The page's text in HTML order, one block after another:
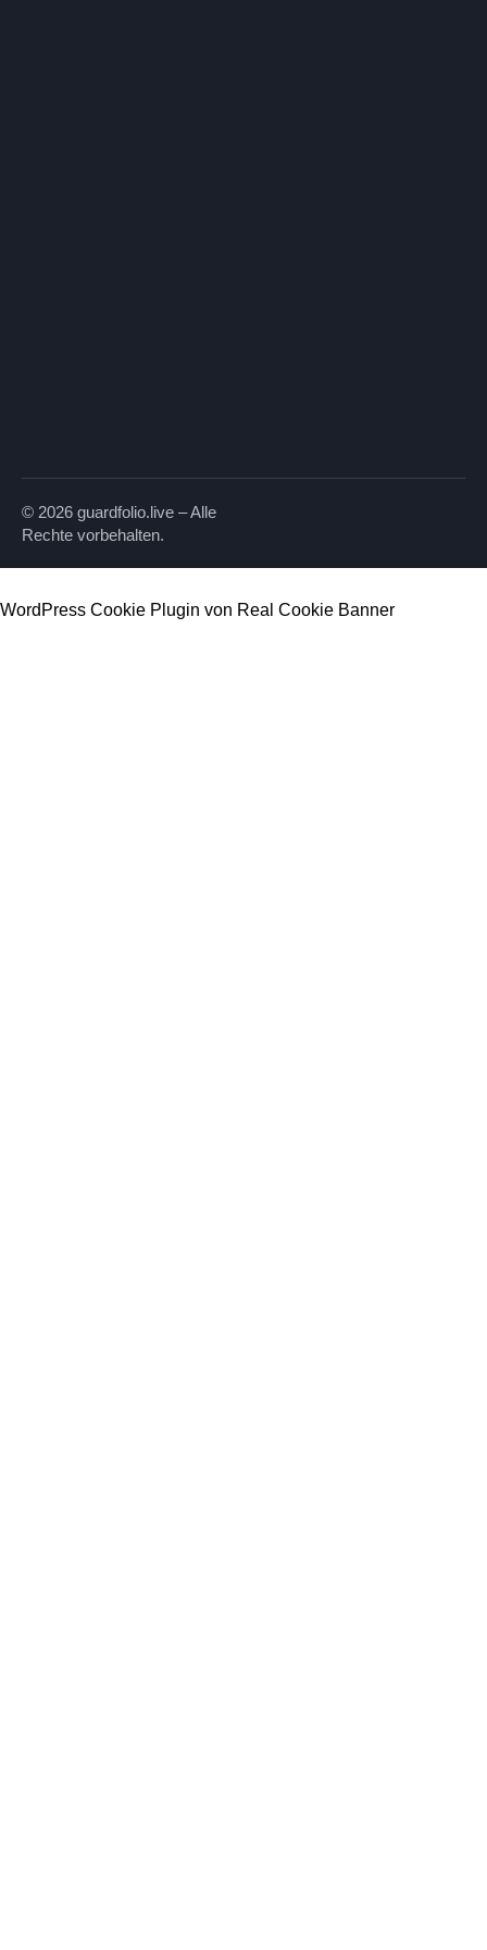
© 2026 guardfolio.live – Alle
Rechte vorbehalten.
WordPress Cookie Plugin von Real Cookie Banner